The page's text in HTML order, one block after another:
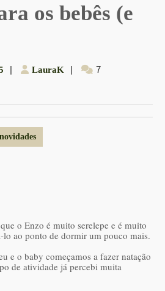
os bebês (e
13| LauraK LauraK
|
7
o Enzo é muito serelepe e é muito
ao ponto de dormir um pouco mais.
e o baby começamos a fazer natação
de atividade já percebi muita